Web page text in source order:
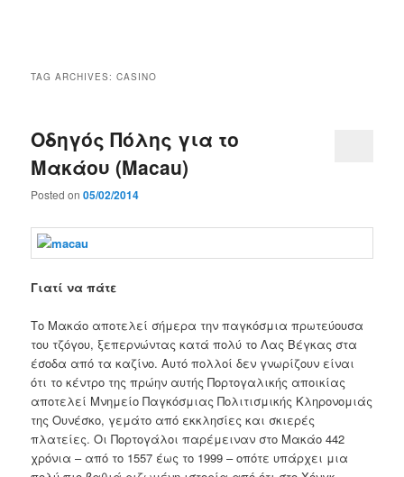
TAG ARCHIVES:CASINO
Οδηγός Πόλης για το
Μακάου (Macau)
Posted on05/02/2014
Γιατί να πάτε
Το Μακάο αποτελεί σήμερα την παγκόσμια πρωτεύουσα
του τζόγου, ξεπερνώντας κατά πολύ το Λας Βέγκας στα
έσοδα από τα καζίνο. Αυτό πολλοί δεν γνωρίζουν είναι
ότι το κέντρο της πρώην αυτής Πορτογαλικής αποικίας
αποτελεί Μνημείο Παγκόσμιας Πολιτισμικής Κληρονομιάς
της Ουνέσκο, γεμάτο από εκκλησίες και σκιερές
πλατείες. Οι Πορτογάλοι παρέμειναν στο Μακάο 442
χρόνια – από το 1557 έως το 1999 – οπότε υπάρχει μια